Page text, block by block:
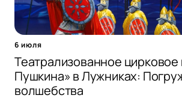
6 июля
Театрализованное
Пушкина» в Лужниках:
волшебства